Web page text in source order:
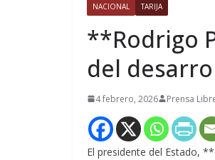
NACIONAL TARIJA
**Rodrigo
del
4 febrero, 2026 Prensa
El presidente del Estado,